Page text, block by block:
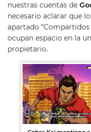
nuestras cuentas de
necesario aclarar que
apartado
ocupan espacio en la
propietario.